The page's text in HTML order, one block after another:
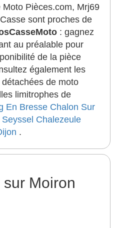
Pièces.com, Mrj69
sont proches de
: gagnez
au préalable pour
de la pièce
également les
de moto
limitrophes de
En Bresse Chalon Sur
Seyssel Chalezeule
.
Moiron